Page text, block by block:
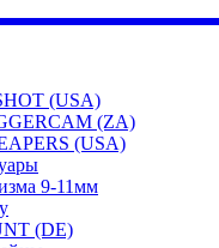
(USA)
(ZA)
(USA)
9-11мм
(DE)